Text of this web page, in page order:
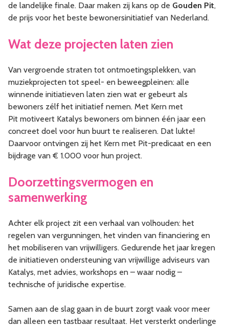
de landelijke finale. Daar maken zij kans op de Gouden Pit,
de prijs voor het beste bewonersinitiatief van Nederland.
Wat deze projecten laten zien
Van vergroende straten tot ontmoetingsplekken, van
muziekprojecten tot speel- en beweegpleinen: alle
winnende initiatieven laten zien wat er gebeurt als
bewoners zélf het initiatief nemen. Met Kern met
Pit motiveert Katalys bewoners om binnen één jaar een
concreet doel voor hun buurt te realiseren. Dat lukte!
Daarvoor ontvingen zij het Kern met Pit-predicaat en een
bijdrage van € 1.000 voor hun project.
Doorzettingsvermogen en
samenwerking
Achter elk project zit een verhaal van volhouden: het
regelen van vergunningen, het vinden van financiering en
het mobiliseren van vrijwilligers. Gedurende het jaar kregen
de initiatieven ondersteuning van vrijwillige adviseurs van
Katalys, met advies, workshops en – waar nodig –
technische of juridische expertise.
Samen aan de slag gaan in de buurt zorgt vaak voor meer
dan alleen een tastbaar resultaat. Het versterkt onderlinge